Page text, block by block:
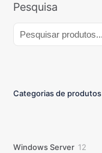
Pesquisa
Categorias de produtos
Windows Server 12